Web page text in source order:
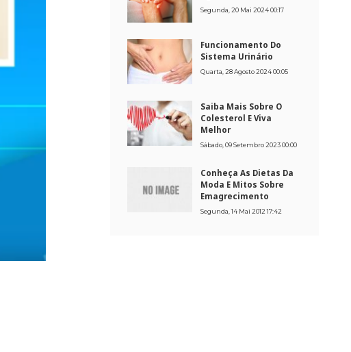
Segunda, 20 Mai 2024 00:17
Funcionamento Do
Sistema Urinário
Quarta, 28 Agosto 2024 00:05
Saiba Mais Sobre O
Colesterol E Viva
Melhor
Sábado, 09 Setembro 2023 00:00
Conheça As Dietas Da
Moda E Mitos Sobre
Emagrecimento
Segunda, 14 Mai 2012 17:42